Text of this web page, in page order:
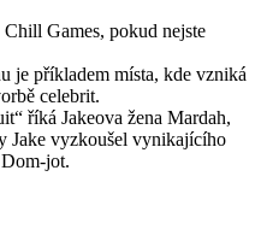
Games, pokud nejste
je příkladem místa, kde vzniká
celebrit.
říká Jakeova žena Mardah,
Jake vyzkoušel vynikajícího
jot.